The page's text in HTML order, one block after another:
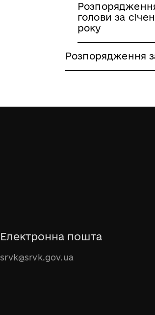
голови за
року
Розпорядження
Електронна пошта
srvk@srvk.gov.ua